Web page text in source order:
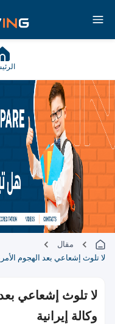
مقال
لا تلوث إشعاعي بعد الهجوم
لا تلوث إشعاعي
وكالة إيرانية